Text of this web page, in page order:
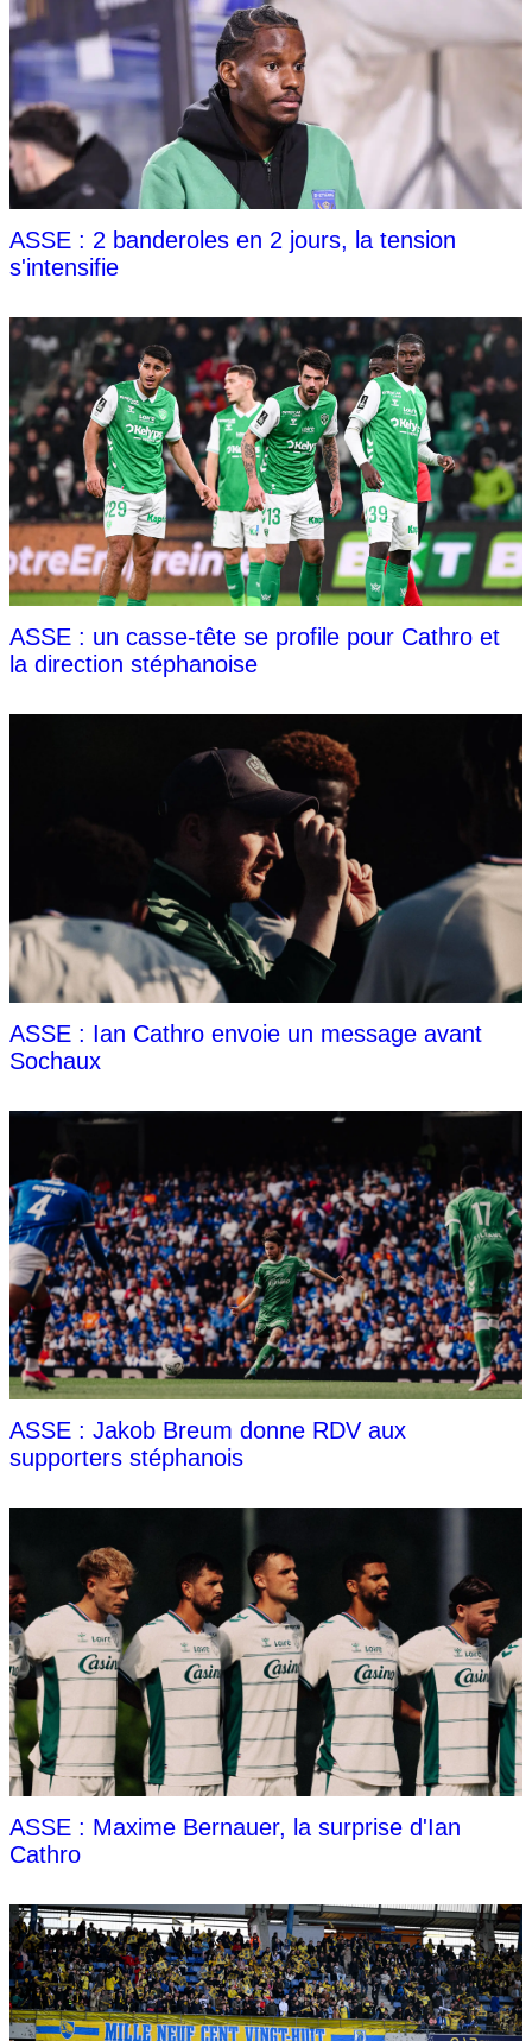
ASSE : 2 banderoles en 2 jours, la tension
s'intensifie
ASSE : un casse-tête se profile pour Cathro et
la direction stéphanoise
ASSE : Ian Cathro envoie un message avant
Sochaux
ASSE : Jakob Breum donne RDV aux
supporters stéphanois
ASSE : Maxime Bernauer, la surprise d'Ian
Cathro